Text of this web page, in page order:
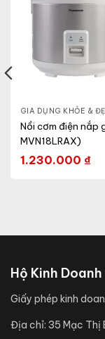
GIA DỤNG KHỎE &
Nồi cơm điện nắp
MVN18LRAX)
1.230.000 ₫
,LÒ VI SÓNG
Hộ Kinh
Giấy phép kinh
Địa chỉ: 35 Mạc Thị